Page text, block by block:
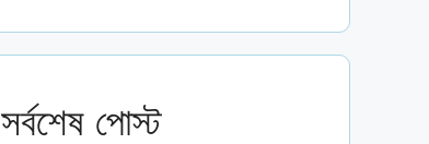
সর্বশেষ পোস্ট